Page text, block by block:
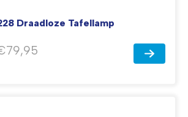
Draadloze Tafellamp